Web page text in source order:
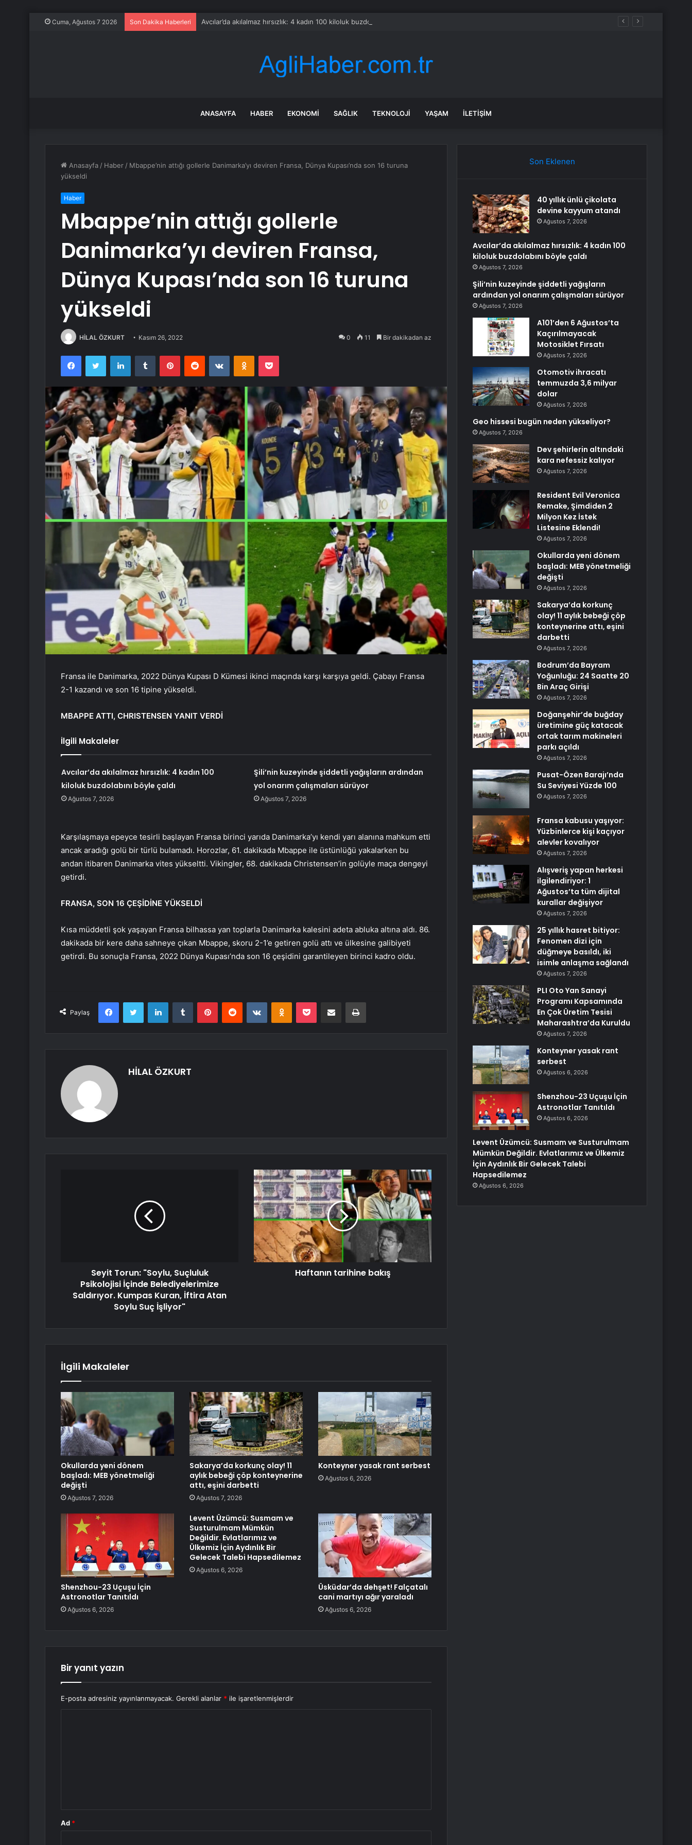
Cuma, Ağustos 7 2026 Son Dakika Haberleri Avcılar’da akılalmaz hırsızlık: 4 kadın 100 kiloluk buzdolabını böyle çaldı
ANASAYFA HABER EKONOMI SAĞLIK TEKNOLOJI YAŞAM İLETIŞIM
Anasayfa / Haber / Mbappe’nin attığı gollerle Danimarka’yı deviren Fransa, Dünya Kupası’nda son 16 turuna
yükseldi
Haber
Mbappe’nin attığı gollerle
Danimarka’yı deviren Fransa,
Dünya Kupası’nda son 16 turuna
yükseldi
HİLAL ÖZKURT Kasım 26, 2022 0 11 Bir dakikadan az
FacebookTwitter LinkedInTumblr PinterestReddit VKontakteOdnoklassniki
Pocket
Fransa ile Danimarka, 2022 Dünya Kupası D Kümesi ikinci maçında karşı karşıya geldi. Çabayı Fransa
2-1 kazandı ve son 16 tipine yükseldi.
MBAPPE ATTI, CHRISTENSEN YANIT VERDİ
İlgili Makaleler
Avcılar’da akılalmaz hırsızlık: 4 kadın 100
kiloluk buzdolabını böyle çaldı
Ağustos 7, 2026
Şili’nin kuzeyinde şiddetli yağışların ardından
yol onarım çalışmaları sürüyor
Ağustos 7, 2026
Karşılaşmaya epeyce tesirli başlayan Fransa birinci yarıda Danimarka’yı kendi yarı alanına mahkum etti
ancak aradığı golü bir türlü bulamadı. Horozlar, 61. dakikada Mbappe ile üstünlüğü yakalarken bu
andan itibaren Danimarka vites yükseltti. Vikingler, 68. dakikada Christensen’in golüyle maça dengeyi
getirdi.
FRANSA, SON 16 ÇEŞİDİNE YÜKSELDİ
Kısa müddetli şok yaşayan Fransa bilhassa yan toplarla Danimarka kalesini adeta abluka altına aldı. 86.
dakikada bir kere daha sahneye çıkan Mbappe, skoru 2-1’e getiren golü attı ve ülkesine galibiyeti
getirdi. Bu sonuçla Fransa, 2022 Dünya Kupası’nda son 16 çeşidini garantileyen birinci kadro oldu.
Paylaş
FacebookTwitter LinkedInTumblr PinterestReddit VKontakteOdnoklassniki
Pocket E-Posta ile paylaş Yazdır
HİLAL ÖZKURT
Seyit Torun: "Soylu, Suçluluk
Psikolojisi İçinde Belediyelerimize
Saldırıyor. Kumpas Kuran, İftira Atan
Soylu Suç İşliyor"
Haftanın tarihine bakış
İlgili Makaleler
Okullarda yeni dönem
başladı: MEB yönetmeliği
değişti
Ağustos 7, 2026
Sakarya’da korkunç olay! 11
aylık bebeği çöp konteynerine
attı, eşini darbetti
Ağustos 7, 2026
Konteyner yasak rant serbest
Ağustos 6, 2026
Shenzhou-23 Uçuşu İçin
Astronotlar Tanıtıldı
Ağustos 6, 2026
Levent Üzümcü: Susmam ve
Susturulmam Mümkün
Değildir. Evlatlarımız ve
Ülkemiz İçin Aydınlık Bir
Gelecek Talebi Hapsedilemez
Ağustos 6, 2026
Üsküdar’da dehşet! Falçatalı
cani martıyı ağır yaraladı
Ağustos 6, 2026
Bir yanıt yazın
E-posta adresiniz yayınlanmayacak. Gerekli alanlar * ile işaretlenmişlerdir
Ad *
Son Eklenen
40 yıllık ünlü çikolata
devine kayyum atandı
Ağustos 7, 2026
Avcılar’da akılalmaz hırsızlık: 4 kadın 100
kiloluk buzdolabını böyle çaldı
Ağustos 7, 2026
Şili’nin kuzeyinde şiddetli yağışların
ardından yol onarım çalışmaları sürüyor
Ağustos 7, 2026
A101’den 6 Ağustos’ta
Kaçırılmayacak
Motosiklet Fırsatı
Ağustos 7, 2026
Otomotiv ihracatı
temmuzda 3,6 milyar
dolar
Ağustos 7, 2026
Geo hissesi bugün neden yükseliyor?
Ağustos 7, 2026
Dev şehirlerin altındaki
kara nefessiz kalıyor
Ağustos 7, 2026
Resident Evil Veronica
Remake, Şimdiden 2
Milyon Kez İstek
Listesine Eklendi!
Ağustos 7, 2026
Okullarda yeni dönem
başladı: MEB yönetmeliği
değişti
Ağustos 7, 2026
Sakarya’da korkunç
olay! 11 aylık bebeği çöp
konteynerine attı, eşini
darbetti
Ağustos 7, 2026
Bodrum’da Bayram
Yoğunluğu: 24 Saatte 20
Bin Araç Girişi
Ağustos 7, 2026
Doğanşehir’de buğday
üretimine güç katacak
ortak tarım makineleri
parkı açıldı
Ağustos 7, 2026
Pusat-Özen Barajı’nda
Su Seviyesi Yüzde 100
Ağustos 7, 2026
Fransa kabusu yaşıyor:
Yüzbinlerce kişi kaçıyor
alevler kovalıyor
Ağustos 7, 2026
Alışveriş yapan herkesi
ilgilendiriyor: 1
Ağustos’ta tüm dijital
kurallar değişiyor
Ağustos 7, 2026
25 yıllık hasret bitiyor:
Fenomen dizi için
düğmeye basıldı, iki
isimle anlaşma sağlandı
Ağustos 7, 2026
PLI Oto Yan Sanayi
Programı Kapsamında
En Çok Üretim Tesisi
Maharashtra’da Kuruldu
Ağustos 7, 2026
Konteyner yasak rant
serbest
Ağustos 6, 2026
Shenzhou-23 Uçuşu İçin
Astronotlar Tanıtıldı
Ağustos 6, 2026
Levent Üzümcü: Susmam ve Susturulmam
Mümkün Değildir. Evlatlarımız ve Ülkemiz
İçin Aydınlık Bir Gelecek Talebi
Hapsedilemez
Ağustos 6, 2026